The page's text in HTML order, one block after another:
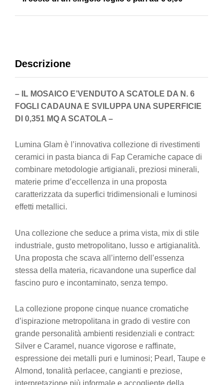
Descrizione
– IL MOSAICO E’VENDUTO A SCATOLE DA N. 6
FOGLI CADAUNA E SVILUPPA UNA SUPERFICIE
DI 0,351 MQ A SCATOLA –
Lumina Glam è l’innovativa collezione di rivestimenti
ceramici in pasta bianca di Fap Ceramiche capace di
combinare metodologie artigianali, preziosi minerali,
materie prime d’eccellenza in una proposta
caratterizzata da superfici tridimensionali e luminosi
effetti metallici.
Una collezione che seduce a prima vista, mix di stile
industriale, gusto metropolitano, lusso e artigianalità.
Una proposta che scava all’interno dell’essenza
stessa della materia, ricavandone una superfice dal
fascino puro e incontaminato, senza tempo.
La collezione propone cinque nuance cromatiche
d’ispirazione metropolitana in grado di vestire con
grande personalità ambienti residenziali e contract:
Silver e Caramel, nuance vigorose e raffinate,
espressione dei metalli puri e luminosi; Pearl, Taupe e
Almond, tonalità perlacee, cangianti e preziose,
interpretazione più informale e accogliente della